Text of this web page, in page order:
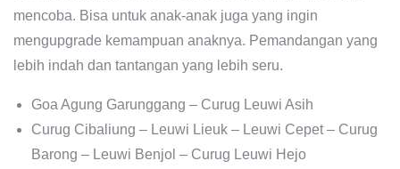
mencoba. Bisa untuk anak-anak juga yang ingin
mengupgrade kemampuan anaknya. Pemandangan yang
lebih indah dan tantangan yang lebih seru.
Goa Agung Garunggang – Curug Leuwi Asih
Curug Cibaliung – Leuwi Lieuk – Leuwi Cepet – Curug
Barong – Leuwi Benjol – Curug Leuwi Hejo